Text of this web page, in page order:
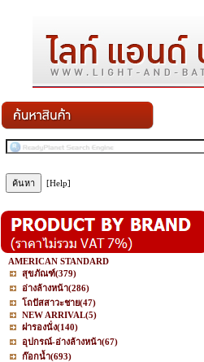
[Help]
AMERICAN STANDARD
สุขภัณฑ์(379)
อ่างล้างหน้า(286)
โถปัสสาวะชาย(47)
NEW ARRIVAL(5)
ฝารองนั่ง(140)
อุปกรณ์-อ่างล้างหน้า(67)
ก๊อกน้ำ(693)